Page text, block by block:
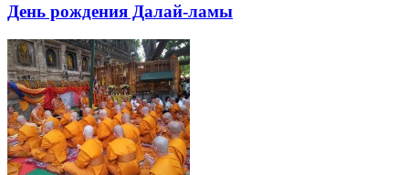
День рождения Далай-ламы